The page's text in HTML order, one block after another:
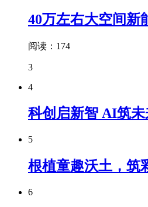
40万左右大空间新
阅读：174
3
4
科创启新智 AI筑未
5
根植童趣沃土，筑
6